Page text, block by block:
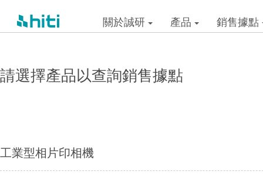
關於誠研 產品 銷售據點
請選擇產品以查詢銷售據點
工業型相片印相機